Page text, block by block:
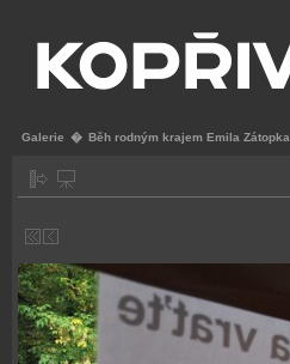
Galerie � Běh rodným krajem Emila Zátopka